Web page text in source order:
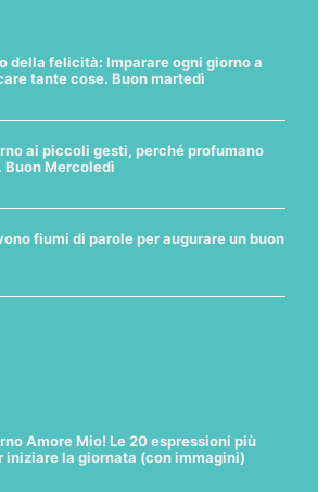
della felicità: Imparare ogni giorno a
tante cose. Buon martedì
ai piccoli gesti, perché profumano
Buon Mercoledì
fiumi di parole per augurare un buon
Amore Mio! Le 20 espressioni più
iniziare la giornata (con immagini)